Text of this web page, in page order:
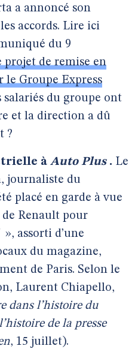
a annoncé son
accords. Lire ici
du 9
projet de remise en
le Groupe Express
salariés du groupe ont
et la direction a dû
?
à Auto Plus . Le
journaliste du
placé en garde à vue
de Renault pour
», assorti d’une
du magazine,
de Paris. Selon le
Laurent Chiapello,
dans l’histoire du
de la presse
, 15 juillet).